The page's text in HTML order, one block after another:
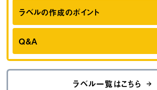
ラベルの作成のポイント
Q&A
ラベル一覧はこちら